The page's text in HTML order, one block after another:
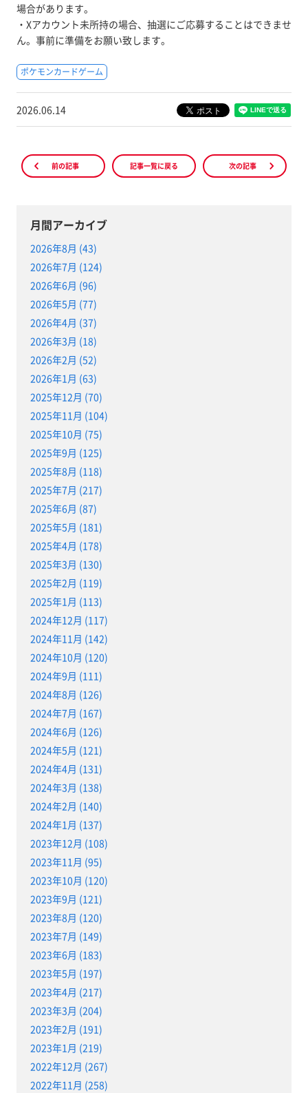
場合があります。
・Xアカウント未所持の場合、抽選にご応募することはできませ
ん。事前に準備をお願い致します。
ポケモンカードゲーム
2026.06.14
前の記事 記事一覧に戻る 次の記事
月間アーカイブ
2026年8月 (43)
2026年7月 (124)
2026年6月 (96)
2026年5月 (77)
2026年4月 (37)
2026年3月 (18)
2026年2月 (52)
2026年1月 (63)
2025年12月 (70)
2025年11月 (104)
2025年10月 (75)
2025年9月 (125)
2025年8月 (118)
2025年7月 (217)
2025年6月 (87)
2025年5月 (181)
2025年4月 (178)
2025年3月 (130)
2025年2月 (119)
2025年1月 (113)
2024年12月 (117)
2024年11月 (142)
2024年10月 (120)
2024年9月 (111)
2024年8月 (126)
2024年7月 (167)
2024年6月 (126)
2024年5月 (121)
2024年4月 (131)
2024年3月 (138)
2024年2月 (140)
2024年1月 (137)
2023年12月 (108)
2023年11月 (95)
2023年10月 (120)
2023年9月 (121)
2023年8月 (120)
2023年7月 (149)
2023年6月 (183)
2023年5月 (197)
2023年4月 (217)
2023年3月 (204)
2023年2月 (191)
2023年1月 (219)
2022年12月 (267)
2022年11月 (258)